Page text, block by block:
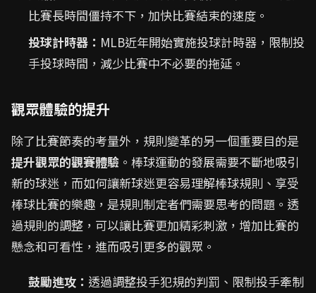
比賽長時間僵持不下，加快比賽結束的速度。
投球計時器： MLB近年開始實施投球計時器，限制投
手投球時間，減少比賽中不必要的拖延。
觀眾體驗的提升
除了比賽節奏的考量外，規則變革的另一個重要目的是
提升觀眾的觀賽體驗 。棒球運動的發展需要不斷地吸引
新的球迷，而如何讓新球迷更容易理解棒球規則、享受
棒球比賽的樂趣，是規則制定者們需要思考的問題。透
過規則的調整，可以讓比賽更加精彩刺激，增加比賽的
懸念和可看性，進而吸引更多的觀眾。
鼓勵進攻： 透過調整投手犯規的判罰、限制投手牽制